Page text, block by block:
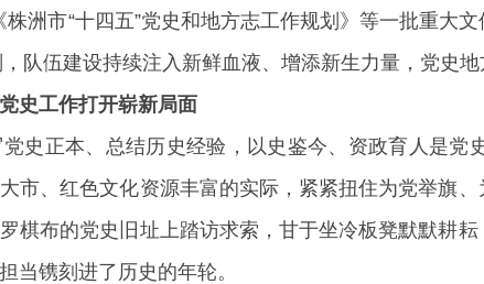
洲市“十四五”党史和地方志工作规划》等一批重大
队伍建设持续注入新鲜血液、增添新生力量，党史
史工作打开崭新局面
史正本、总结历史经验，以史鉴今、资政育人是党
市、红色文化资源丰富的实际，紧紧扭住为党举旗
棋布的党史旧址上踏访求索，甘于坐冷板凳默默耕
当镌刻进了历史的年轮。